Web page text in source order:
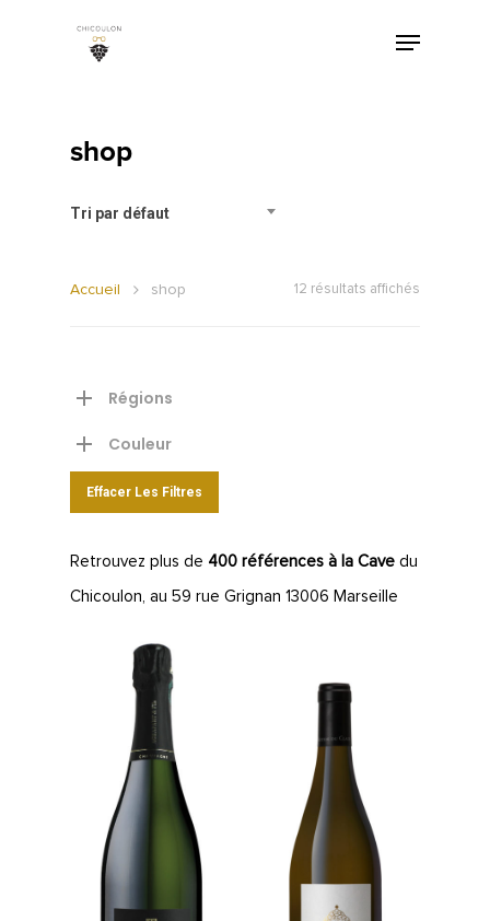
shop
Tri par défaut
12 résultats affichés
Accueil shop
Régions
Couleur
Effacer Les Filtres
Retrouvez plus de 400 références à la Cave du
Chicoulon, au 59 rue Grignan 13006 Marseille